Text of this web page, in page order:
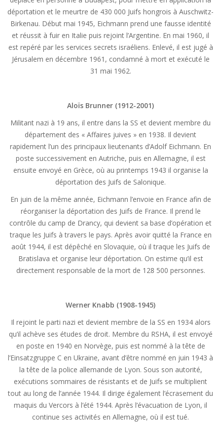
déportation et le meurtre de 430 000 Juifs hongrois à Auschwitz-
Birkenau. Début mai 1945, Eichmann prend une fausse identité
et réussit à fuir en Italie puis rejoint l’Argentine. En mai 1960, il
est repéré par les services secrets israéliens. Enlevé, il est jugé à
Jérusalem en décembre 1961, condamné à mort et exécuté le
31 mai 1962.
Aloïs Brunner (1912-2001)
Militant nazi à 19 ans, il entre dans la SS et devient membre du
département des « Affaires juives » en 1938. Il devient
rapidement l’un des principaux lieutenants d’Adolf Eichmann. En
poste successivement en Autriche, puis en Allemagne, il est
ensuite envoyé en Grèce, où au printemps 1943 il organise la
déportation des Juifs de Salonique.
En juin de la même année, Eichmann l’envoie en France afin de
réorganiser la déportation des Juifs de France. Il prend le
contrôle du camp de Drancy, qui devient sa base d’opération et
traque les Juifs à travers le pays. Après avoir quitté la France en
août 1944, il est dépêché en Slovaquie, où il traque les Juifs de
Bratislava et organise leur déportation. On estime qu’il est
directement responsable de la mort de 128 500 personnes.
Werner Knabb (1908-1945)
Il rejoint le parti nazi et devient membre de la SS en 1934 alors
qu’il achève ses études de droit. Membre du RSHA, il est envoyé
en poste en 1940 en Norvège, puis est nommé à la tête de
l’Einsatzgruppe C en Ukraine, avant d’être nommé en juin 1943 à
la tête de la police allemande de Lyon. Sous son autorité,
exécutions sommaires de résistants et de Juifs se multiplient
tout au long de l’année 1944. Il dirige également l’écrasement du
maquis du Vercors à l’été 1944. Après l’évacuation de Lyon, il
continue ses activités en Allemagne, où il est tué.